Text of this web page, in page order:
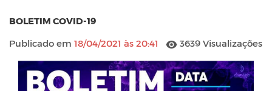
BOLETIM COVID-19
Publicado em 18/04/2021 às 20:41 3639 Visualizações